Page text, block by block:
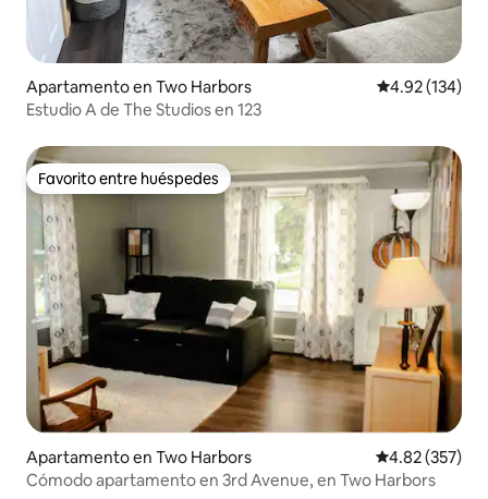
Apartamento en Two Harbors Calificación
4.92 (134)
Estudio A de The Studios en 123
Favorito entre huéspedes
Favorito entre huéspedes
Apartamento en Two Harbors Calificación
4.82 (357)
Cómodo apartamento en 3rd Avenue, en Two Harbors